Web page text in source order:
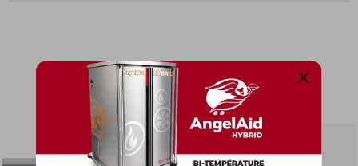
Produits associés